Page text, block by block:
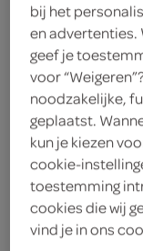
Sensodyne
75 Milliliter
Let op:
producten,
verwerkt in de
voor een
bij het
en advertenties.
geef je
voor
noodzakelijke,
geplaatst.
kun je kiezen
cookie-
toestemming
cookies die wij
vind je in ons